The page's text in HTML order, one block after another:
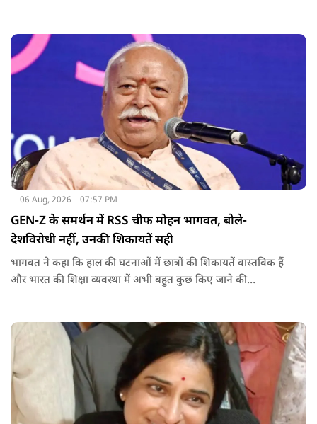
06 Aug, 2026 07:57 PM
GEN-Z के समर्थन में RSS चीफ मोहन भागवत, बोले-
देशविरोधी नहीं, उनकी शिकायतें सही
भागवत ने कहा कि हाल की घटनाओं में छात्रों की शिकायतें वास्तविक हैं
और भारत की शिक्षा व्यवस्था में अभी बहुत कुछ किए जाने की